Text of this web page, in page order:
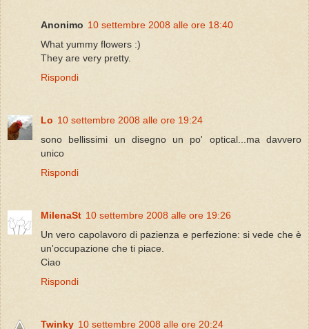
Anonimo 10 settembre 2008 alle ore 18:40
What yummy flowers :)
They are very pretty.
Rispondi
Lo 10 settembre 2008 alle ore 19:24
sono bellissimi un disegno un po' optical...ma davvero
unico
Rispondi
MilenaSt 10 settembre 2008 alle ore 19:26
Un vero capolavoro di pazienza e perfezione: si vede che è
un'occupazione che ti piace.
Ciao
Rispondi
Twinky 10 settembre 2008 alle ore 20:24